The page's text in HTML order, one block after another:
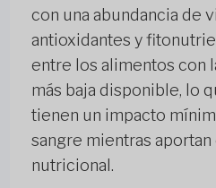
con una abundancia de
antioxidantes y
entre los alimentos con
más baja disponible, lo
tienen un impacto
sangre mientras
nutricional.